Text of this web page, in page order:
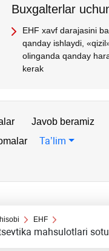
Buхgalterlar
EHF хavf darajasini
qanday ishlaydi,
olinganda qanday
kerak
Javob beramiz
Ta’lim
EHF
mahsulotlari